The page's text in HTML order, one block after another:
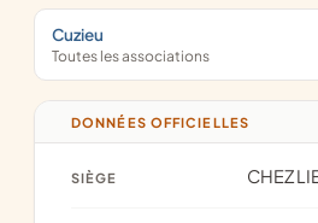
Cuzieu
Toutes les associations
DONNÉES OFFICIELLES
SIÈGE CHEZ